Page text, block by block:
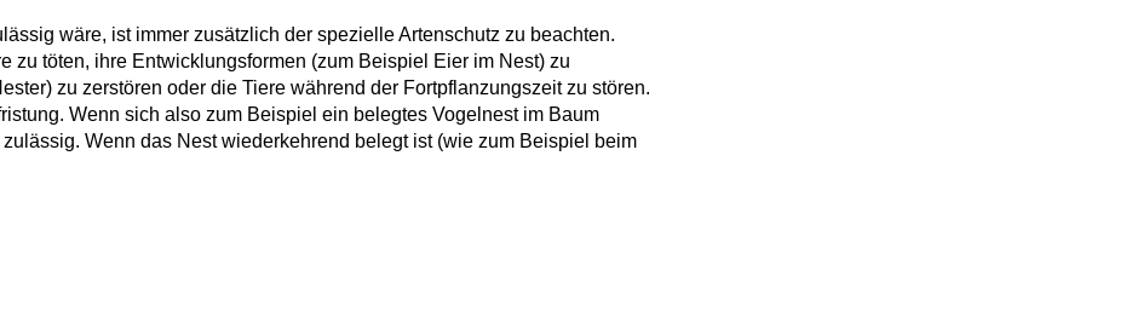
wäre, ist immer zusätzlich der spezielle Artenschutz zu beachten.
zu töten, ihre Entwicklungsformen (zum Beispiel Eier im Nest) zu
zu zerstören oder die Tiere während der Fortpflanzungszeit zu stören.
Wenn sich also zum Beispiel ein belegtes Vogelnest im Baum
Wenn das Nest wiederkehrend belegt ist(wie zum Beispiel beim